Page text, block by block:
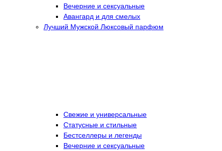
Вечерние и сексуальные
Авангард и для смелых
Лучший Мужской Люксовый парфюм
Свежие и универсальные
Статусные и стильные
Бестселлеры и легенды
Вечерние и сексуальные